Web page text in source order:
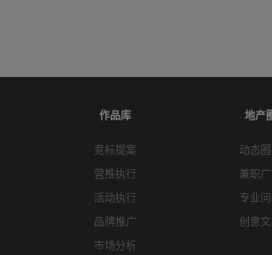
作品库
竞标提案
营推执行
活动执行
品牌推广
市场分析
地产
动态
兼职
专业
创意